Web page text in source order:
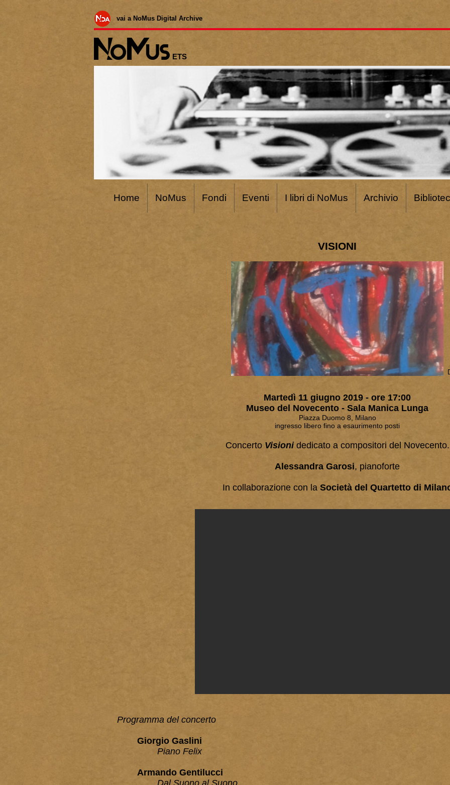
Home NoMus Fondi Eventi I libri di NoMus Archivio
vai a NoMus Digital Archive
ETS
VISIONI
Martedì 11 giugno 2019 - ore 17:00
Museo del Novecento - Sala Manica Lunga
Piazza Duomo 8, Milano
ingresso libero fino a esaurimento posti
Concerto Visionidedicato a compositori del Novecento.
Alessandra Garosi, pianoforte
In collaborazione con laSocietà del Quartetto di
Programma del concerto
Giorgio Gaslini
Piano Felix
Armando Gentilucci
Dal Suono al Suono